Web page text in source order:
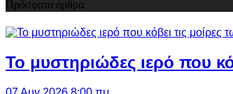
Το μυστηριώδες ιερό που